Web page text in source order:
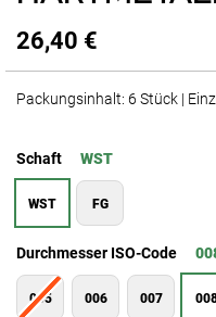
26,40 €
Packungsinhalt: 6 Stück |
Schaft WST
WST FG
Durchmesser ISO-Code
005 006 007